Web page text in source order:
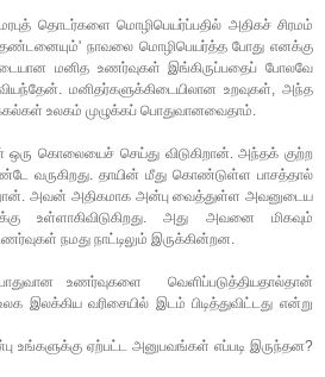
தொடர்களை மொழிபெயர்ப்பதில் அதிகச் சிரமம்
தண்டனையும்' நாவலை மொழிபெயர்த்த போது எனக்கு
மனித உணர்வுகள் இங்கிருப்பதைப் போலவே
மனிதர்களுக்கிடையிலான உறவுகள், அந்த
உலகம் முழுக்கப் பொதுவானவைதாம்.
ஒரு கொலையைச் செய்து விடுகிறான். அந்தக் குற்ற
வருகிறது. தாயின் மீது கொண்டுள்ள பாசத்தால்
அவன் அதிகமாக அன்பு வைத்துள்ள அவனுடைய
உள்ளாகிவிடுகிறது. அது அவனை மிகவும்
நமது நாட்டிலும் இருக்கின்றன.
உணர்வுகளை வெளிப்படுத்தியதால்தான்
இலக்கிய வரிசையில் இடம் பிடித்துவிட்டது என்று
உங்களுக்கு ஏற்பட்ட அனுபவங்கள் எப்படி இருந்தன?